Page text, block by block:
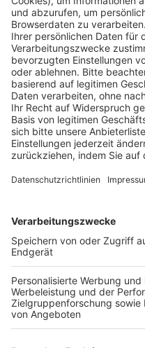
Pässe und Vereinswechsel
Trainerausbildung
Schulungsangebot
BFV-Geschäftsstellen
Trainerbörse
Login SpielPlus
FOLGE DEM BFV
TOP-VEREINE
TOP-PARTNER